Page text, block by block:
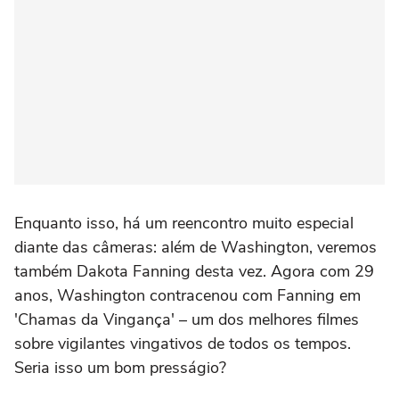
Enquanto isso, há um reencontro muito especial
diante das câmeras: além de Washington, veremos
também Dakota Fanning desta vez. Agora com 29
anos, Washington contracenou com Fanning em
'Chamas da Vingança' – um dos melhores filmes
sobre vigilantes vingativos de todos os tempos.
Seria isso um bom presságio?